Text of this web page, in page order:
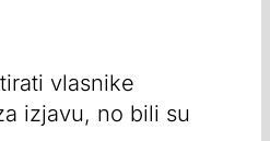
vlasnike
izjavu, no bili su